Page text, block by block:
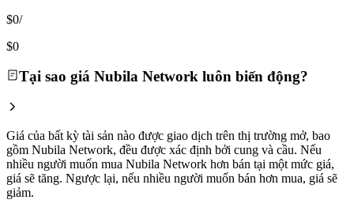
$0/
$0
Tại sao giá Nubila Network luôn biến động?
Giá của bất kỳ tài sản nào được giao dịch trên thị trường mở, bao
gồm Nubila Network, đều được xác định bởi cung và cầu. Nếu
nhiều người muốn mua Nubila Network hơn bán tại một mức giá,
giá sẽ tăng. Ngược lại, nếu nhiều người muốn bán hơn mua, giá sẽ
giảm.